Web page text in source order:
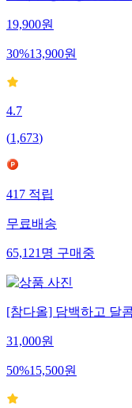
19,900원
30%13,900원
4.7
(1,673)
417적립
무료배송
65,121명구매중
[참다올] 담백하고 달
31,000원
50%15,500원